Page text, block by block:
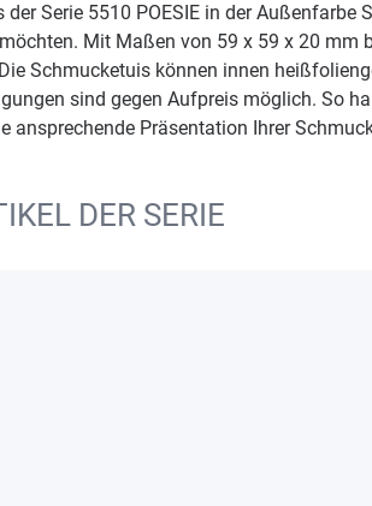
der Serie 5510 POESIE in der
Mit Maßen von 59 x 59 x 20
Schmucketuis können innen
sind gegen Aufpreis möglich. So
ansprechende Präsentation Ihrer
DER SERIE